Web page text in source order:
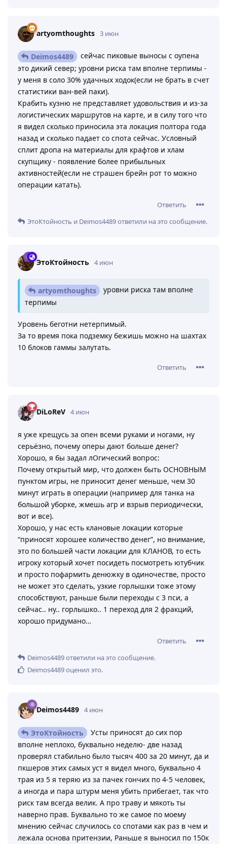
artyomthoughts 3 июн
Deimos4489
сейчас пиковые выносы с оупена
это дикий север; уровни риска там вполне терпимы -
у меня в соло 30% удачных ходок(если не брать в счет
статистики ван-вей паки).
Крабить кузню не представляет удовольствия и из-за
логистических маршрутов на карте, и в силу того что
я видел сколько приносила эта локация полтора года
назад и сколько падает со спота сейчас. Условный
сплит дропа на материалы для крафтов и хлам
скупщику - появление более прибыльных
активностей(если не страшен брейн рот то можно
операции катать).
Ответить
ЭтоКтойность и Deimos4489ответили на это сообщение.
ЭтоКтойность 4 июн
artyomthoughts
уровни риска там вполне
терпимы
Уровень беготни нетерпимый.
За то время пока подземку бежишь можно на шахтах
10 блоков гаммы залутать.
Ответить
DiLoReV 4 июн
я уже крещусь за опен всеми руками и ногами, ну
серьёзно, почему оперы дают больше денег?
Хорошо, я бы задал лОгический вопрос:
Почему открытый мир, что должен быть ОСНОВНЫМ
пунктом игры, не приносит денег меньше, чем 30
минут играть в операции (например для танка на
большой уборке, жмешь агр и взрыв периодически,
вот и все).
Хорошо, у нас есть клановые локации которые
“приносят хорошее количество денег”, но внимание,
это по большей части локации для КЛАНОВ, то есть
игроку который хочет посидеть посмотреть ютубчик
и просто пофармить денюжку в одиночестве, просто
не может это сделать, узкие горлышки тоже этому
способствуют, раньше были переходы с 3 пси, а
сейчас.. ну.. горлышко.. 1 переход для 2 фракций,
хорошо придумано…
Ответить
Deimos4489ответили на это сообщение.
Deimos4489оценил это.
Deimos4489 4 июн
ЭтоКтойность
Усты приносят до сих пор
вполне неплохо, буквально неделю- две назад
проверял стабильно было тысяч 400 за 20 минут, да и
пкшеров этих самых уст я видел много, буквально 4
трая из 5 я теряю из за пачек гончих по 4-5 человек,
а иногда и пара штурм меня убить прибегает, так что
риск там всегда велик. А про траву и мякоть ты
наверно прав. Буквально то же самое по моему
мнению сейчас случилось со спотами как раз в чем и
лежала основа притензии, Раньше я выносил по 150к